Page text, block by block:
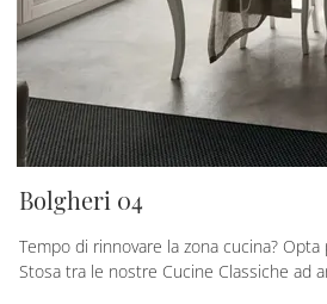
Bolgheri 04
Tempo di rinnovare la zona cucina?
Stosa tra le nostre Cucine Classiche ad